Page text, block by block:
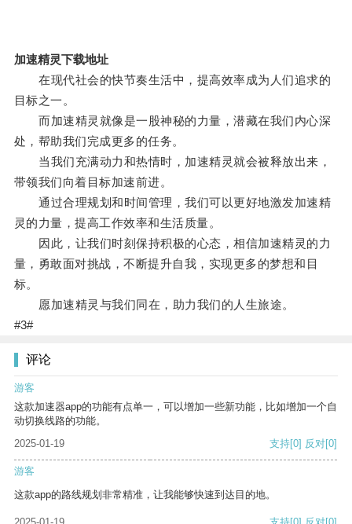
加速精灵下载地址
在现代社会的快节奏生活中，提高效率成为人们追求的
目标之一。
而加速精灵就像是一股神秘的力量，潜藏在我们内心深
处，帮助我们完成更多的任务。
当我们充满动力和热情时，加速精灵就会被释放出来，
带领我们向着目标加速前进。
通过合理规划和时间管理，我们可以更好地激发加速精
灵的力量，提高工作效率和生活质量。
因此，让我们时刻保持积极的心态，相信加速精灵的力
量，勇敢面对挑战，不断提升自我，实现更多的梦想和目
标。
愿加速精灵与我们同在，助力我们的人生旅途。
#3#
评论
游客
这款加速器app的功能有点单一，可以增加一些新功能，比如增加一个自
动切换线路的功能。
2025-01-19
支持[0] 反对[0]
游客
这款app的路线规划非常精准，让我能够快速到达目的地。